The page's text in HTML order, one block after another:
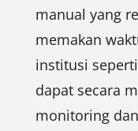
manual yang
memakan
institusi
dapat secara
monitoring